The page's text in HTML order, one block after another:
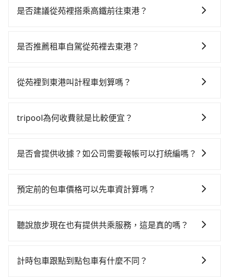
是否建議從苑裡搭乘高鐵前往東港？
計程車前往高鐵站！不過從最早一班車07:13到末班車
縣苑裡鎮前往最靠近的苗栗高鐵站，叫一輛計程車花費
的高鐵從苗栗站前往左營高鐵站，每人票價1,060元，再
地。全程加上轉車時間共3小時28分鐘，假設3位同行，
0.5%，換句話說，臨時要叫小黃的難度是雙北大城市的
路。但如果全程使用tripool並到府專車接送，則每人平
的交通費，所以對於不是這麼趕時間的人來說，預約
是否推薦租車自駕從苑裡去東港？
時不需要閉目養神（因為要自己開車），最重要的是你
$115~205承租小轎車，每公里再額外加收$3.2，從苑裡
將eTag和可能的每小時40元路邊停車費用預估進去，但
Vios這類乘坐體驗較差的車款，如果人數超過四位，更
客遺留的垃圾或者撞凹的車門仍未被修理，每一次租車
時卻偏偏找不到停車位，對於急著用車或者要載其他乘
從苑裡到東港叫計程車划算嗎？
灣大車隊。依照里程跳錶計算，價格約為6,420~7,700元
計程車約380輛，計程車密度為雙北的0.5%，也就是說
市僅有約368輛計程車，建議事先做好規劃。再加上苗栗
上，無論在價格或服務品質上，tripool都是你從苑裡到
tripool為何收費就是比較便宜？
一次使用tripool的會擔心價格比市價便宜不少，是不是
淘汰顧客評分較低的司機，且車輛均要求5年內新車，司
因來自於自行研發的AI車輛調度演算法，能有效降低空
雙十等）能用更少的司機來服務更多的旅客，意味著使
是否會提供收據？如公司需要報帳可以打統編嗎？
旅行業代收轉付電子收據，如果公司需要報公帳，在預
帳，完全符合台灣的法律規範。
預定前的包車價格可以先車資計算嗎？
無隱藏費用，讓您可以隨時掌握交通開支。
聽說旅步現在也有提供共乘服務，這是真的嗎？
保證出車的共乘服務，不用再擔心人少不成團問題，還
計時包車跟點到點包車有什麼不同？